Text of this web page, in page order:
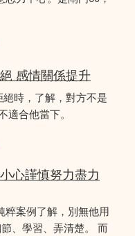
感情關係提升
時，了解，對方不是
合他當下。
心謹慎努力盡力
粹案例了解，別無他用
、學習、弄清楚。 而